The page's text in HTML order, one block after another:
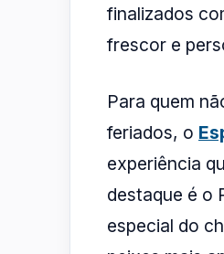
finalizados
frescor e
Para quem
feriados, o
experiência
destaque é o
especial do